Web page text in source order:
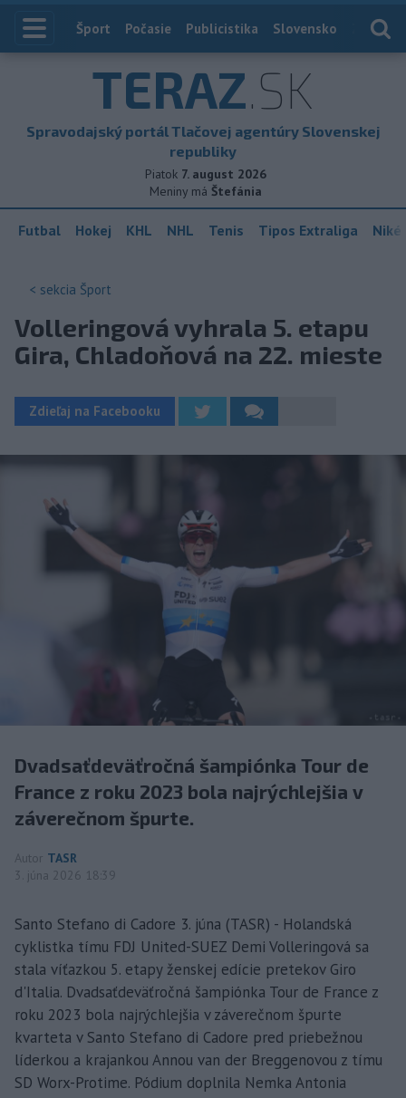
Index
Šport Počasie Publicistika Slovensko
TERAZ.SK
Spravodajský portál Tlačovej agentúry Slovenskej
republiky
Piatok 7. august 2026
Meniny má Štefánia
Futbal Hokej KHL NHL Tenis Tipos Extraliga
< sekcia Šport
Volleringová vyhrala 5. etapu
Gira, Chladoňová na 22. mieste
Zdieľaj na Facebooku
Dvadsaťdeväťročná šampiónka Tour de
France z roku 2023 bola najrýchlejšia v
záverečnom špurte.
Autor TASR
3. júna 2026 18:39
Santo Stefano di Cadore 3. júna (TASR) - Holandská
cyklistka tímu FDJ United-SUEZ Demi Volleringová sa
stala víťazkou 5. etapy ženskej edície pretekov Giro
d'Italia. Dvadsaťdeväťročná šampiónka Tour de France z
roku 2023 bola najrýchlejšia v záverečnom špurte
kvarteta v Santo Stefano di Cadore pred priebežnou
líderkou a krajankou Annou van der Breggenovou z tímu
SD Worx-Protime. Pódium doplnila Nemka Antonia